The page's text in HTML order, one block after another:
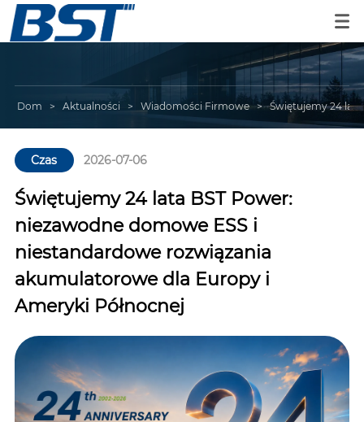
Dom > Aktualności > Wiadomości Firmowe > Świętujemy 24
Czas 2026-07-06
Świętujemy 24 lata BST Power:
niezawodne domowe ESS i
niestandardowe rozwiązania
akumulatorowe dla Europy i
Ameryki Północnej